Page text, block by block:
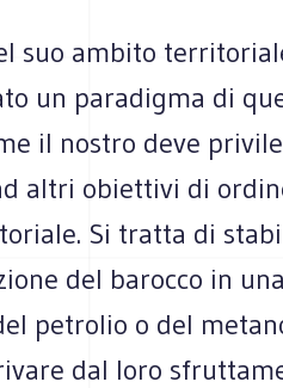
suo ambito
un paradigma di
il nostro deve
altri obiettivi di
Si tratta di
del barocco in
petrolio o del
dal loro